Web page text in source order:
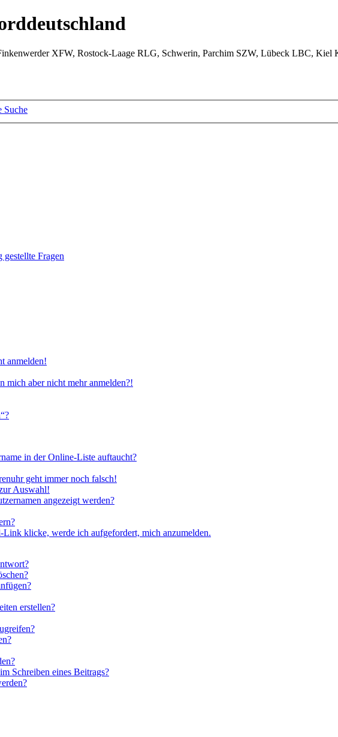
XFW, Rostock-Laage RLG, Schwerin, Parchim SZW, Lübeck LBC, Kiel
Suche
gestellte Fragen
anmelden!
mich aber nicht mehr anmelden?!
in der Online-Liste auftaucht?
geht immer noch falsch!
Auswahl!
angezeigt werden?
klicke, werde ich aufgefordert, mich anzumelden.
erstellen?
Schreiben eines Beitrags?